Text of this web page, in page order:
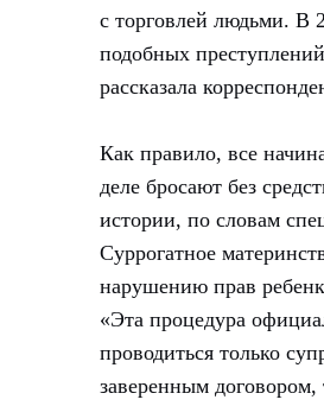
с торговлей людьми. В
подобных
рассказала
Как правило, все
деле бросают без
истории, по словам
Суррогатное
нарушению прав
«Эта процедура
проводиться только
заверенным договором,